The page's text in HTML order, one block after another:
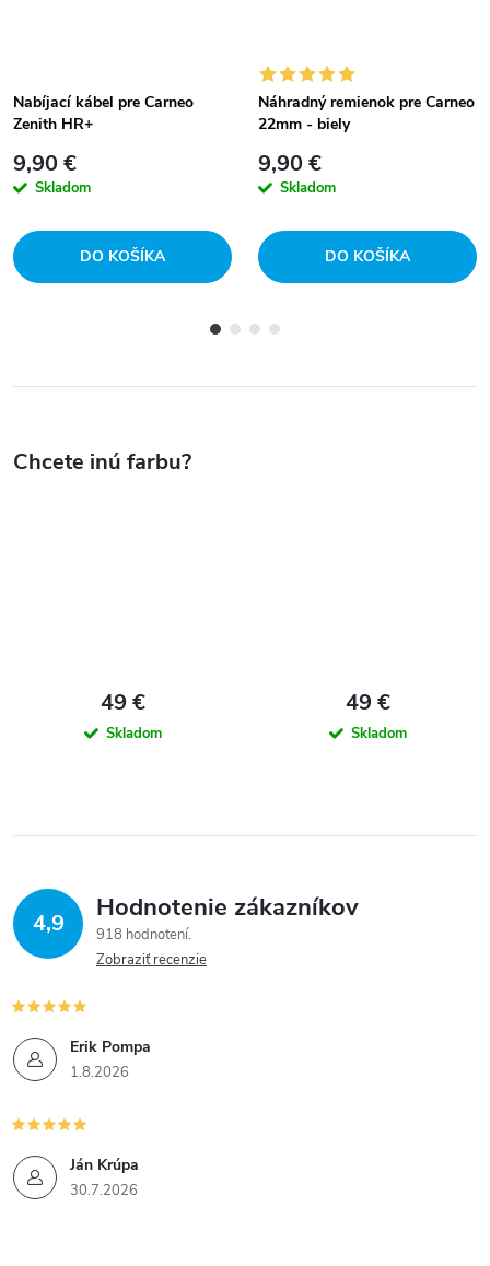
Nabíjací kábel pre Carneo
Zenith HR+
9,90 €
Skladom
DO KOŠÍKA
Náhradný remienok pre Carneo
22mm - biely
9,90 €
Skladom
DO KOŠÍKA
49 €
Skladom
49 €
Skladom
4,9 Hodnotenie zákazníkov
918 hodnotení
Zobraziť recenzie
Erik Pompa
1.8.2026
Ján Krúpa
30.7.2026